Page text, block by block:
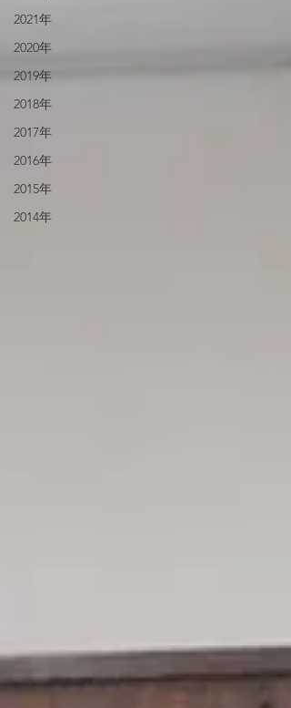
2021年
2020年
2019年
2018年
2017年
2016年
2015年
2014年